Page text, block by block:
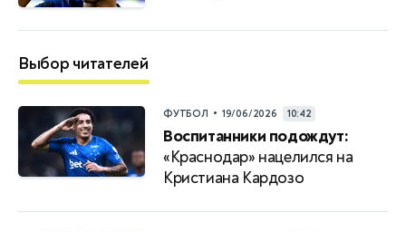
Выбор читателей
ФУТБОЛ • 19/06/2026 10:42
Воспитанники подождут:
«Краснодар» нацелился на
Кристиана Кардозо